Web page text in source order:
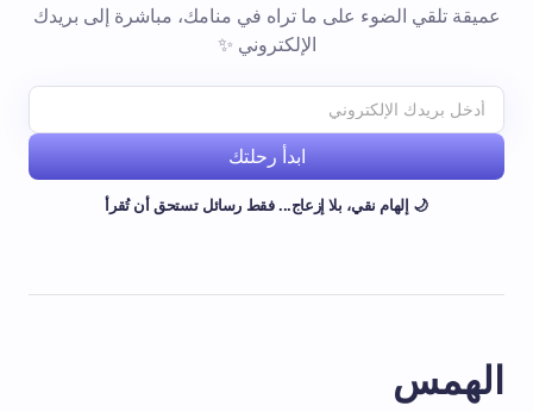
عميقة تلقي الضوء على ما تراه في منامك، مباشرة إلى بريدك
الإلكتروني ✨
ابدأ رحلتك
🌙 إلهام نقي، بلا إزعاج... فقط رسائل تستحق أن تُقرأ
الهمس